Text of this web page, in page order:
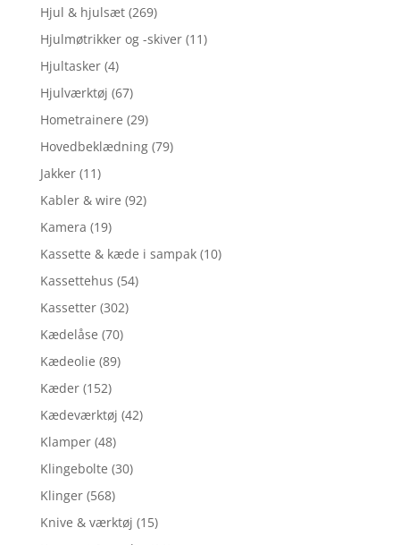
Hjul & hjulsæt (269)
Hjulmøtrikker og -skiver (11)
Hjultasker (4)
Hjulværktøj (67)
Hometrainere (29)
Hovedbeklædning (79)
Jakker (11)
Kabler & wire (92)
Kamera (19)
Kassette & kæde i sampak (10)
Kassettehus (54)
Kassetter (302)
Kædelåse (70)
Kædeolie (89)
Kæder (152)
Kædeværktøj (42)
Klamper (48)
Klingebolte (30)
Klinger (568)
Knive & værktøj (15)